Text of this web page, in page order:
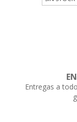
Entregas a